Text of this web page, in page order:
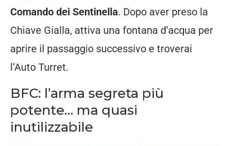
Comando dei Sentinella. Dopo aver preso la
Chiave Gialla, attiva una fontana d’acqua per
aprire il passaggio successivo e troverai
l’Auto Turret.
BFC: l’arma segreta più
potente… ma quasi
inutilizzabile